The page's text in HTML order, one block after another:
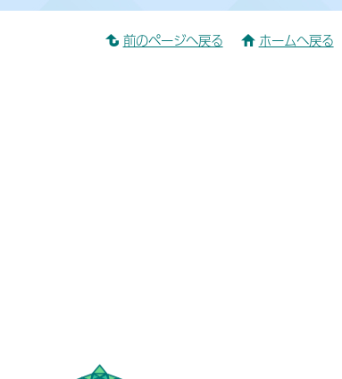
前のページへ戻る ホームへ戻る